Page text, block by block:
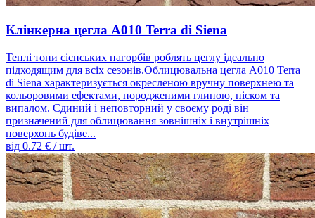
Клінкерна цегла A010 Terra di Siena
Теплі тони сієнських пагорбів роблять цеглу ідеально
підходящим для всіх сезонів.Облицювальна цегла A010 Terra
di Siena характеризується окресленою вручну поверхнею та
кольоровими ефектами, породженими глиною, піском та
випалом. Єдиний і неповторний у своєму роді він
призначений для облицювання зовнішніх і внутрішніх
поверхонь будіве...
від 0.72 € / шт.